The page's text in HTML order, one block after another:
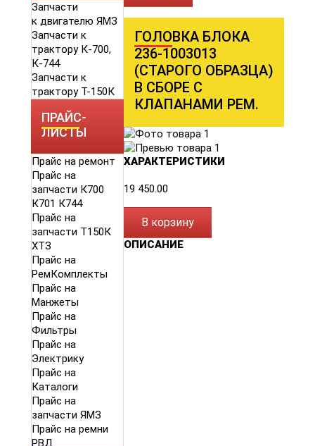
Запчасти
к двигателю ЯМЗ
Запчасти к
трактору К-700,
К-744
Запчасти к
трактору Т-150К
ПРАЙС-
ЛИСТЫ
Прайс на ремонт
Прайс на
запчасти К700
К701 К744
Прайс на
запчасти Т150К
ХТЗ
Прайс на
РемКомплекты
Прайс на
Манжеты
Прайс на
Фильтры
Прайс на
Электрику
Прайс на
Каталоги
Прайс на
запчасти ЯМЗ
Прайс на ремни
РВД
ГОЛОВКА БЛОКА
236-1003013
(СТАРОГО ОБРАЗЦА)
В СБОРЕ С
КЛАПАНАМИ РЕМ.
ХАРАКТЕРИСТИКИ
19 450.00
В корзину
ОПИСАНИЕ